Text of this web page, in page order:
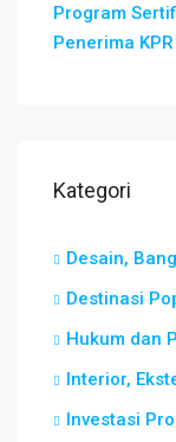
Program
Penerima
Kategori
Desain,
Destinasi
Hukum dan
Interior,
Investasi